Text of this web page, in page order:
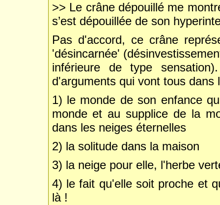
>> Le crâne dépouillé me
s’est dépouillée de son
Pas d'accord, ce crâne
'désincarnée'
inférieure de type
d'arguments qui vont tous dans
1) le monde de son enfance
monde et au supplice de la
dans les neiges éternelles
2) la solitude dans la maison
3) la neige pour elle, l'herbe
4) le fait qu'elle soit proche et
là !